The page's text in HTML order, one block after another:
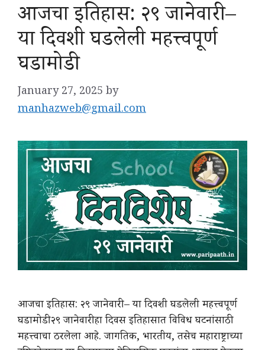
आजचा इतिहास: २९ जानेवारी –
या दिवशी घडलेली महत्त्वपूर्ण
घडामोडी
January 27, 2025 by
manhazweb@gmail.com
आजचा इतिहास: २९ जानेवारी – या दिवशी घडलेली महत्त्वपूर्ण
घडामोडी २९ जानेवारी हा दिवस इतिहासात विविध घटनांसाठी
महत्त्वाचा ठरलेला आहे. जागतिक, भारतीय, तसेच महाराष्ट्राच्या